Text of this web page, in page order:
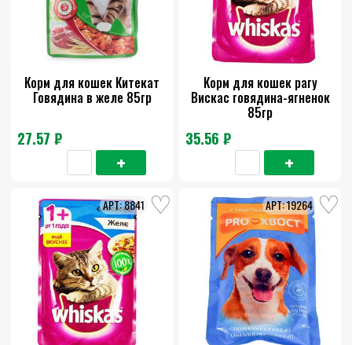
Корм для кошек Китекат
Говядина в желе 85гр
27.57 ₽
Корм для кошек рагу
Вискас говядина-ягненок
85гр
35.56 ₽
8841 19264